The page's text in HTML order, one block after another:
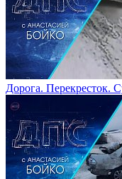
Дорога. Перекресток.